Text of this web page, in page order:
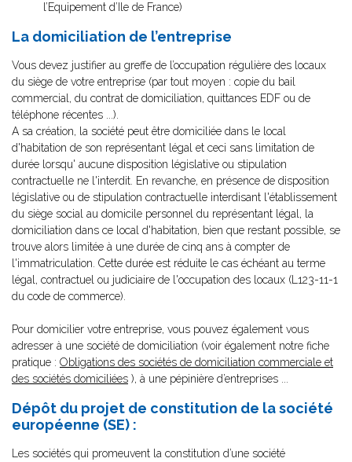
l’Equipement d’Ile de France)
La domiciliation de l’entreprise
Vous devez justifier au greffe de l’occupation régulière des locaux
du siège de votre entreprise (par tout moyen : copie du bail
commercial, du contrat de domiciliation, quittances EDF ou de
téléphone récentes ...).
A sa création, la société peut être domiciliée dans le local
d'habitation de son représentant légal et ceci sans limitation de
durée lorsqu' aucune disposition législative ou stipulation
contractuelle ne l'interdit. En revanche, en présence de disposition
législative ou de stipulation contractuelle interdisant l'établissement
du siège social au domicile personnel du représentant légal, la
domiciliation dans ce local d'habitation, bien que restant possible, se
trouve alors limitée à une durée de cinq ans à compter de
l'immatriculation. Cette durée est réduite le cas échéant au terme
légal, contractuel ou judiciaire de l'occupation des locaux (L123-11-1
du code de commerce).
Pour domicilier votre entreprise, vous pouvez également vous
adresser à une société de domiciliation (voir également notre fiche
pratique : Obligations des sociétés de domiciliation commerciale et
des sociétés domiciliées ), à une pépinière d’entreprises ...
Dépôt du projet de constitution de la société
européenne (SE) :
Les sociétés qui promeuvent la constitution d’une société